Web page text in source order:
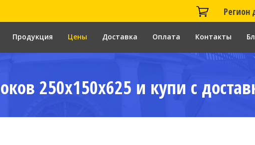
Регион
Продукция Цены Доставка Оплата Контакты
250x150x625 и купи с